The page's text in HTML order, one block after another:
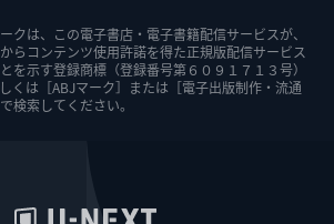
クは、この電子書店・電子書籍配信サービスが、
らコンテンツ使用許諾を得た正規版配信サービス
を示す登録商標（登録番号第６０９１７１３号）
くは［ABJマーク］または［電子出版制作・流通
検索してください。